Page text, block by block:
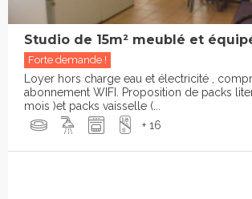
Studio de 15m² meublé et
Forte demande !
Loyer hors charge eau et électricité ,
abonnement WIFI. Proposition de packs
mois )et packs vaisselle (...
+ 16